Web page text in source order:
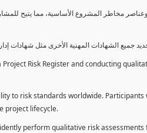
مخاطر المشروع الأساسية، مما يتيح
Risk Register and conducting
to risk standards worldwide.
project lifecycle.
perform qualitative risk